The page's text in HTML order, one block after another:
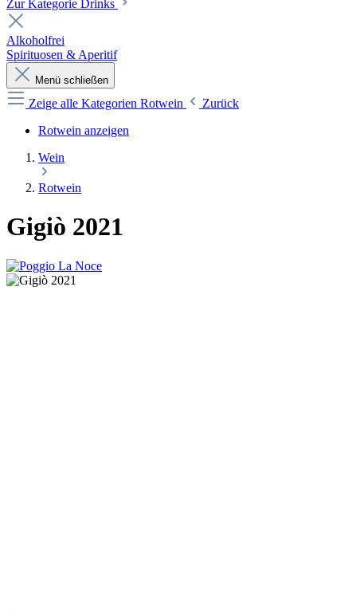
Zur Kategorie Drinks
Alkoholfrei
Spirituosen & Aperitif
Menü schließen
Zeige alle Kategorien Rotwein
Zurück
Rotwein anzeigen
Wein
Rotwein
Gigiò 2021